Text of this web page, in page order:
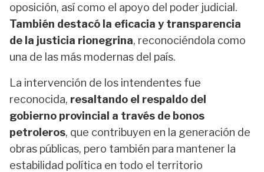
oposición, así como el apoyo del poder judicial.
También destacó la eficacia y transparencia
de la justicia rionegrina, reconociéndola como
una de las más modernas del país.
La intervención de los intendentes fue
reconocida, resaltando el respaldo del
gobierno provincial a través de bonos
petroleros, que contribuyen en la generación de
obras públicas, pero también para mantener la
estabilidad política en todo el territorio